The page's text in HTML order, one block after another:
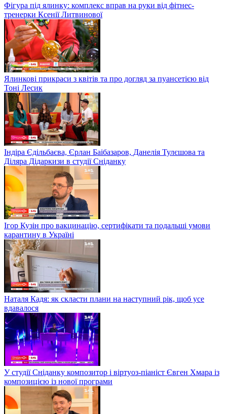
Фігура під ялинку: комплекс вправ на руки від фітнес-
тренерки Ксенії Литвинової
Ялинкові прикраси з квітів та про догляд за пуансетією від
Тоні Лесик
Індіра Єдільбаєва, Єрлан Баібазаров, Данелія Тулєшова та
Діляра Дідаркизи в студії Сніданку
Ігор Кузін про вакцинацію, сертифікати та подальші умови
карантину в Україні
Наталя Кадя: як скласти плани на наступний рік, щоб усе
вдавалося
У студії Сніданку композитор і віртуоз-піаніст Євген Хмара із
композицією із нової програми